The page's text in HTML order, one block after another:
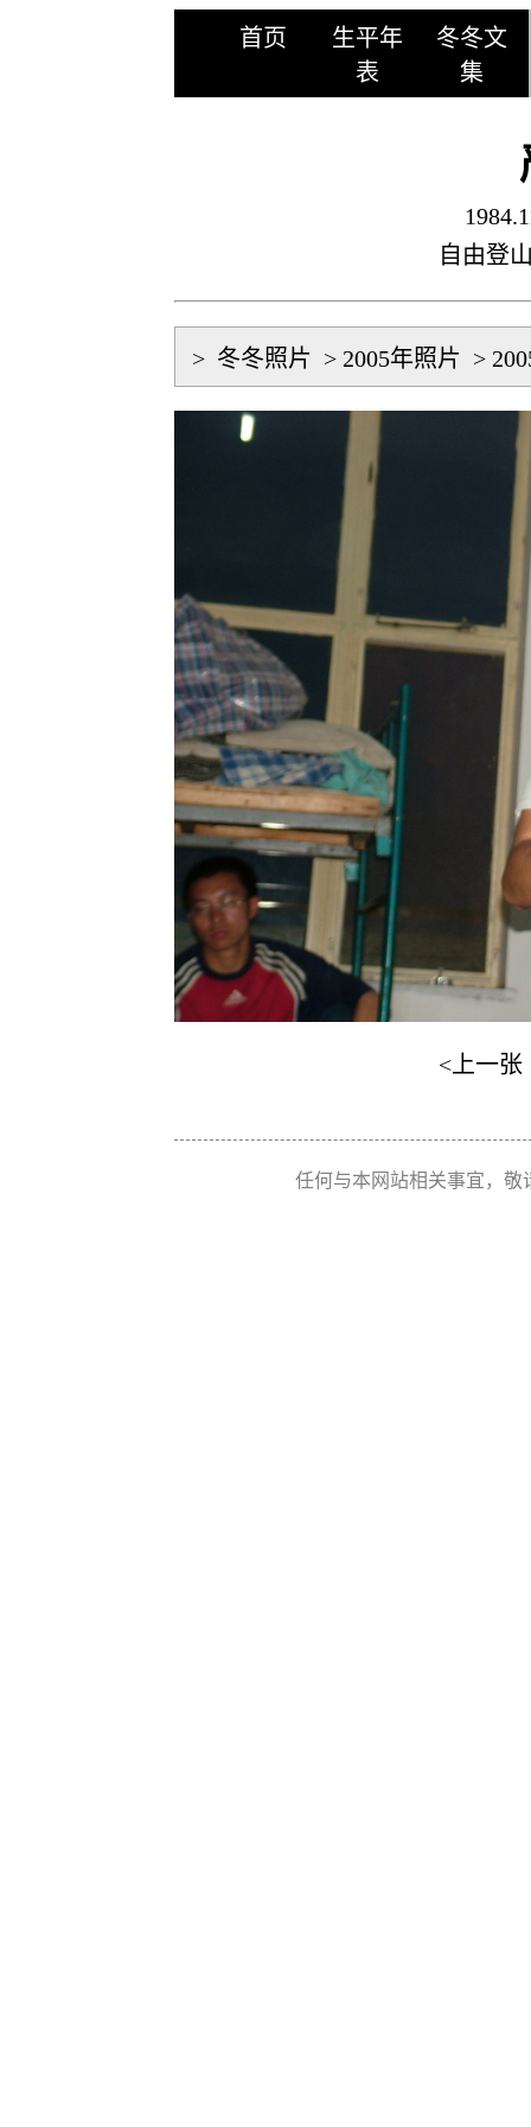
首页
生平年
表
冬冬文
集
自由登
> 冬冬照片 > 2005年照片 >
<上一张
任何与本网站相关事宜，敬